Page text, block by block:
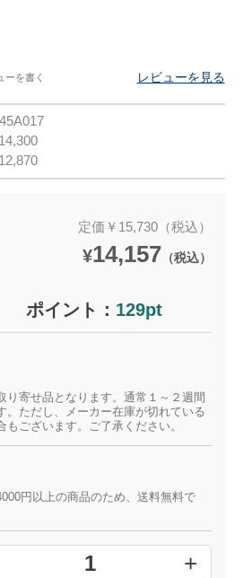
ーを書く レビューを見る
定価￥15,730（税込）
¥14,157 （税込）
ポイント： 129pt
り寄せ品となります。通常１～２週間
。ただし、メーカー在庫が切れている
もございます。ご了承ください。
円以上の商品のため、送料無料で
1 +